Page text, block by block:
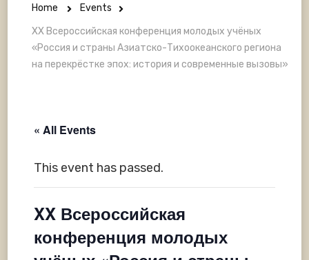
Home
Events
XX Всероссийская конференция молодых учёных
«Россия и страны Азиатско-Тихоокеанского региона
на перекрёстке эпох: история и современные вызовы»
« All Events
This event has passed.
XX Всероссийская
конференция молодых